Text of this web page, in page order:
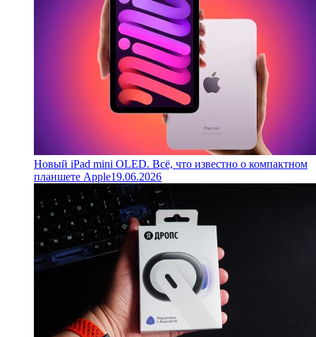
Новый iPad mini OLED. Всё, что известно о компактном
планшете Apple19.06.2026